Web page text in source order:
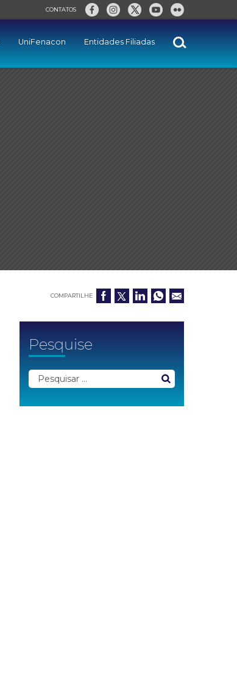
CONTATOS
UniFenacon Entidades Filiadas
COMPARTILHE
Pesquise